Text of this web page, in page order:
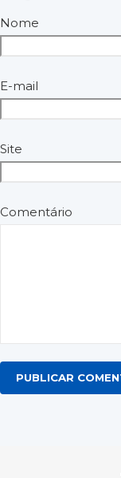
Nome
E-mail
Site
Comentário